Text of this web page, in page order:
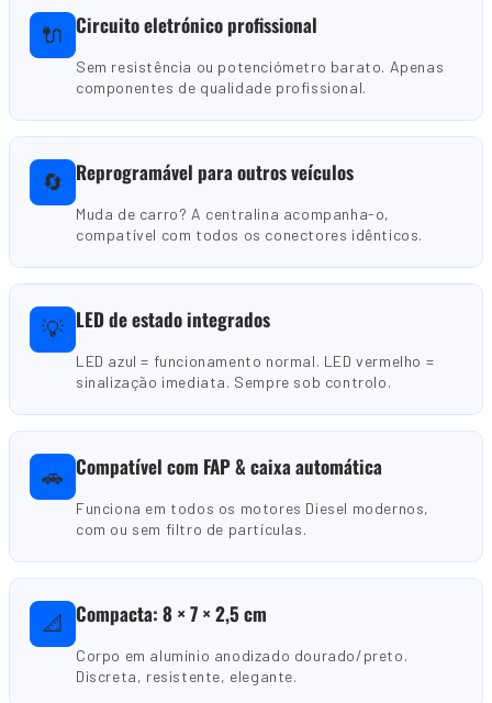
🔌 Circuito eletrónico profissional
Sem resistência ou potenciómetro barato. Apenas
componentes de qualidade profissional.
🔄 Reprogramável para outros veículos
Muda de carro? A centralina acompanha-o,
compatível com todos os conectores idênticos.
💡 LED de estado integrados
LED azul = funcionamento normal. LED vermelho =
sinalização imediata. Sempre sob controlo.
🚗 Compatível com FAP & caixa automática
Funciona em todos os motores Diesel modernos,
com ou sem filtro de partículas.
📐 Compacta: 8 × 7 × 2,5 cm
Corpo em alumínio anodizado dourado/preto.
Discreta, resistente, elegante.